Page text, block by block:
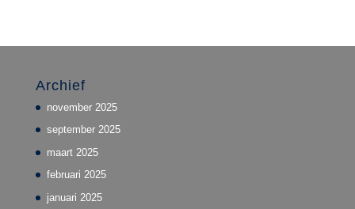
Archief
november 2025
september 2025
maart 2025
februari 2025
januari 2025